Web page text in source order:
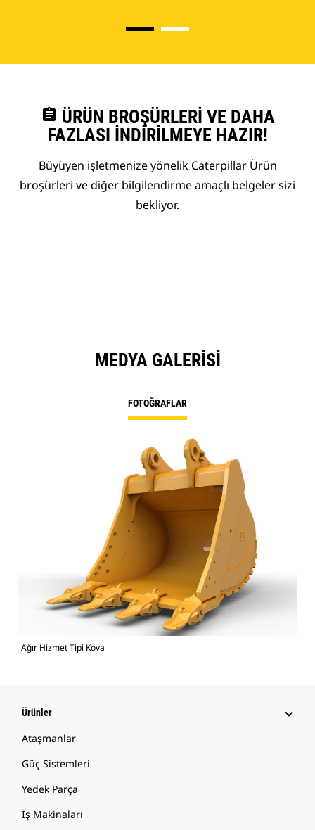
assignment ÜRÜN BROŞÜRLERI VE DAHA
FAZLASI İNDIRILMEYE HAZIR!
Büyüyen işletmenize yönelik Caterpillar Ürün
broşürleri ve diğer bilgilendirme amaçlı belgeler sizi
bekliyor.
MEDYA GALERISI
FOTOĞRAFLAR
Ağır Hizmet Tipi Kova
Ürünler
Ataşmanlar
Güç Sistemleri
Yedek Parça
İş Makinaları